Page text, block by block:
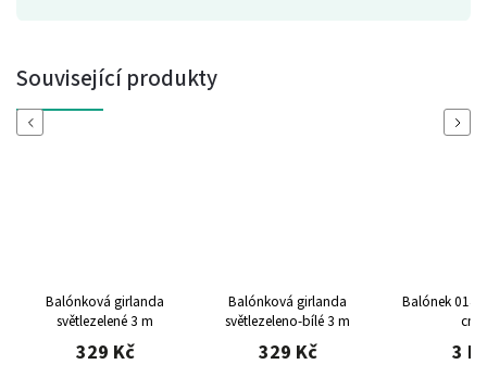
Související produkty
Previous
Balónková girlanda
světlezelené 3 m
329 Kč
Balónková girlanda
světlezeleno-bílé 3 m
329 Kč
Balónek 014
cm
3
Next